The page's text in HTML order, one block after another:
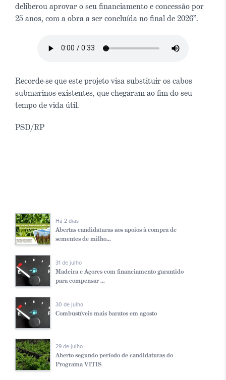
deliberou aprovar o seu financiamento e concessão por
25 anos, com a obra a ser concluída no final de 2026”.
Recorde-se que este projeto visa substituir os cabos
submarinos existentes, que chegaram ao fim do seu
tempo de vida útil.
PSD/RP
Há 2 dias
Abertas candidaturas aos apoios à compra de
sementes de milho...
31 de julho
Madeira e Açores com financiamento garantido
para compensar ...
30 de julho
Combustíveis mais baratos em agosto
29 de julho
Aberto segundo período de candidaturas do
Programa VITIS